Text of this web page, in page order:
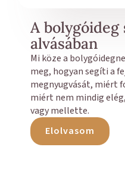
A bolygóideg
alvásában
Mi köze a
meg, hogyan segíti a
megnyugvását, miért
miért nem mindig
vagy mellette.
Elolvasom